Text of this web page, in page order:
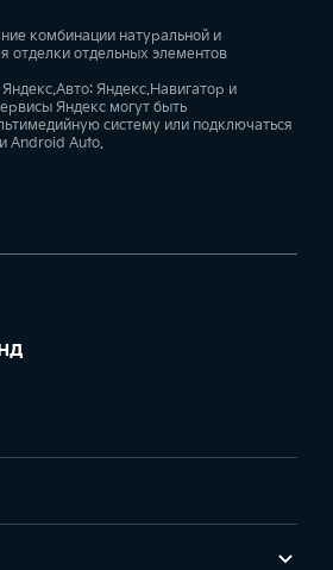
комбинации натуральной и
отделки отдельных элементов
Яндекс.Навигатор и
Яндекс могут быть
систему или подключаться
Android Auto.